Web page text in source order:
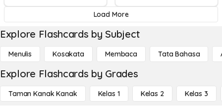
Load More
Explore Flashcards by Subject
Menulis Kosakata Membaca Tata Bahasa
Explore Flashcards by Grades
Taman Kanak Kanak Kelas 1 Kelas 2 Kelas 3